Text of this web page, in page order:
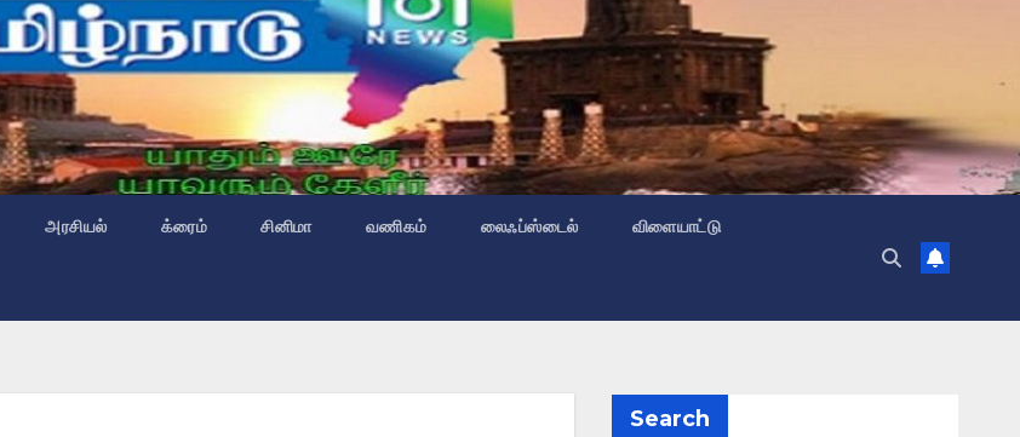
அரசியல் க்ரைம் சினிமா வணிகம் லைஃப்ஸ்டைல் விளையாட்டு
Search